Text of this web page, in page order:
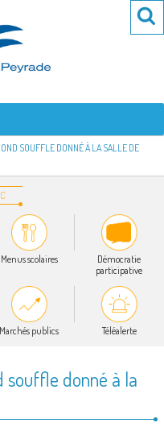
SOUFFLE DONNÉ À LA SALLE DE
Menus scolaires
Démocratie
participative
Marchés publics Téléalerte
souffle donné à la